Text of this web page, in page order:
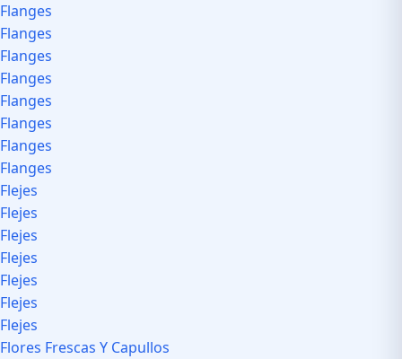
Flanges
Flanges
Flanges
Flanges
Flanges
Flanges
Flanges
Flanges
Flejes
Flejes
Flejes
Flejes
Flejes
Flejes
Flejes
Flores Frescas Y Capullos